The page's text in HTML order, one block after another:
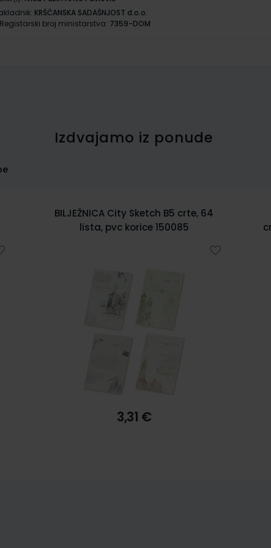
KRŠĆANSKA SADAŠNJOST d.o.o.
Registarski broj ministarstva: 7359-DOM
Izdvajamo iz ponude
Bilježnica spiralna diktando 17x24
cm,tvrdi uvez, 120 listova, 70 gr papir
7,55 €